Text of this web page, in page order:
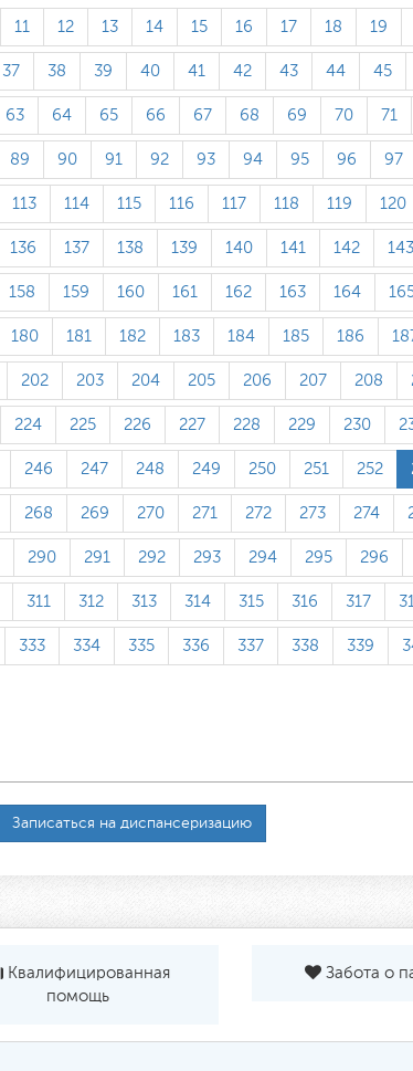
11 12 13 14 15 16 17 18 19
37 38 39 40 41 42 43 44 45
63 64 65 66 67 68 69 70 71
89 90 91 92 93 94 95 96 97
113 114 115 116 117 118 119 120
136 137 138 139 140 141 142 143
158 159 160 161 162 163 164
180 181 182 183 184 185 186
202 203 204 205 206 207 208
224 225 226 227 228 229 230
246 247 248 249 250 251 252
268 269 270 271 272 273 274
290 291 292 293 294 295 296
311 312 313 314 315 316 317
333 334 335 336 337 338 339
Записаться на диспансеризацию
Квалифицированная
помощь
Забота о